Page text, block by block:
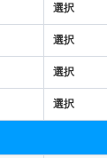
選択
選択
選択
選択